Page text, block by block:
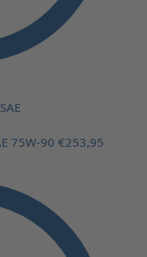
75W-90 €253,95